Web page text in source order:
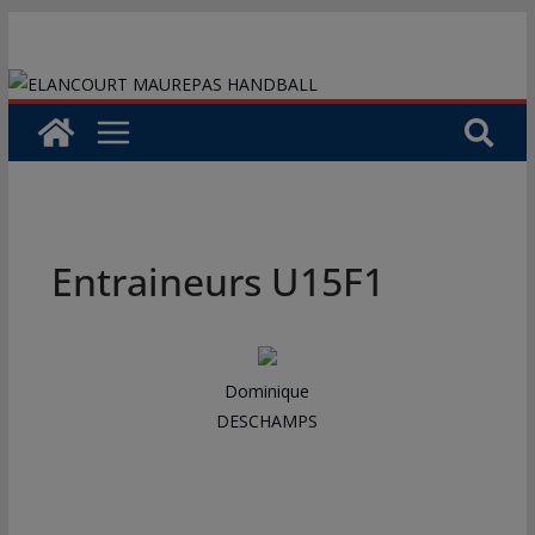
contenu
Entraineurs U15F1
Dominique
DESCHAMPS